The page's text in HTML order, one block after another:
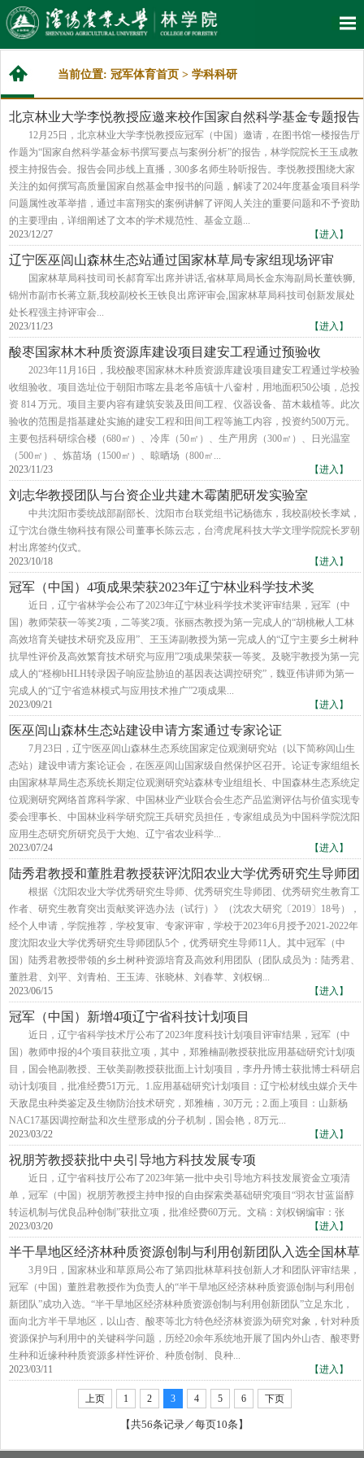
当前位置: 冠军体育首页 > 学科科研
北京林业大学李悦教授应邀来校作国家自然科学基金专题报告
12月25日，北京林业大学李悦教授应冠军（中国）邀请，在图书馆一楼报告厅
作题为“国家自然科学基金标书撰写要点与案例分析”的报告，林学院院长王玉成教
授主持报告会。报告会同步线上直播，300多名师生聆听报告。李悦教授围绕大家
关注的如何撰写高质量国家自然基金申报书的问题，解读了2024年度基金项目科学
问题属性改革举措，通过丰富翔实的案例讲解了评阅人关注的重要问题和不予资助
的主要理由，详细阐述了文本的学术规范性、基金立题...
【进入】
2023/12/27
辽宁医巫闾山森林生态站通过国家林草局专家组现场评审
国家林草局科技司司长郝育军出席并讲话,省林草局局长金东海副局长董铁狮,
锦州市副市长蒋立新,我校副校长王铁良出席评审会,国家林草局科技司创新发展处
处长程强主持评审会...
【进入】
2023/11/23
酸枣国家林木种质资源库建设项目建安工程通过预验收
2023年11月16日，我校酸枣国家林木种质资源库建设项目建安工程通过学校验
收组验收。项目选址位于朝阳市喀左县老爷庙镇十八奤村，用地面积50公顷，总投
资 814 万元。项目主要内容有建筑安装及田间工程、仪器设备、苗木栽植等。此次
验收的范围是指基建处实施的建安工程和田间工程等施工内容，投资约500万元。
主要包括科研综合楼（680㎡）、冷库（50㎡）、生产用房（300㎡）、日光温室
（500㎡）、炼苗场（1500㎡）、晾晒场（800㎡...
【进入】
2023/11/23
刘志华教授团队与台资企业共建木霉菌肥研发实验室
中共沈阳市委统战部副部长、沈阳市台联党组书记杨德东，我校副校长李斌，
辽宁沈台微生物科技有限公司董事长陈云志，台湾虎尾科技大学文理学院院长罗朝
村出席签约仪式。
【进入】
2023/10/18
冠军（中国）4项成果荣获2023年辽宁林业科学技术奖
近日，辽宁省林学会公布了2023年辽宁林业科学技术奖评审结果，冠军（中
国）教师荣获一等奖2项，二等奖2项。张丽杰教授为第一完成人的“胡桃楸人工林
高效培育关键技术研究及应用”、王玉涛副教授为第一完成人的“辽宁主要乡土树种
抗旱性评价及高效繁育技术研究与应用”2项成果荣获一等奖。及晓宇教授为第一完
成人的“柽柳bHLH转录因子响应盐胁迫的基因表达调控研究”，魏亚伟讲师为第一
完成人的“辽宁省造林模式与应用技术推广”2项成果...
【进入】
2023/09/21
医巫闾山森林生态站建设申请方案通过专家论证
7月23日，辽宁医巫闾山森林生态系统国家定位观测研究站（以下简称闾山生
态站）建设申请方案论证会，在医巫闾山国家级自然保护区召开。论证专家组组长
由国家林草局生态系统长期定位观测研究站森林专业组组长、中国森林生态系统定
位观测研究网络首席科学家、中国林业产业联合会生态产品监测评估与价值实现专
委会理事长、中国林业科学研究院王兵研究员担任，专家组成员为中国科学院沈阳
应用生态研究所研究员于大炮、辽宁省农业科学...
【进入】
2023/07/24
陆秀君教授和董胜君教授获评沈阳农业大学优秀研究生导师团
队和优秀研究生导师
根据《沈阳农业大学优秀研究生导师、优秀研究生导师团、优秀研究生教育工
作者、研究生教育突出贡献奖评选办法（试行）》（沈农大研究〔2019〕18号），
经个人申请，学院推荐，学校复审、专家评审，学校于2023年6月授予2021-2022年
度沈阳农业大学优秀研究生导师团队5个，优秀研究生导师11人。其中冠军（中
国）陆秀君教授带领的乡土树种资源培育及高效利用团队（团队成员为：陆秀君、
董胜君、刘平、刘青柏、王玉涛、张晓林、刘春苹、刘权钢...
【进入】
2023/06/15
冠军（中国）新增4项辽宁省科技计划项目
近日，辽宁省科学技术厅公布了2023年度科技计划项目评审结果，冠军（中
国）教师申报的4个项目获批立项，其中，郑雅楠副教授获批应用基础研究计划项
目，国会艳副教授、王钦美副教授获批面上计划项目，李丹丹博士获批博士科研启
动计划项目，批准经费51万元。1.应用基础研究计划项目：辽宁松材线虫媒介天牛
天敌昆虫种类鉴定及生物防治技术研究，郑雅楠，30万元；2.面上项目：山新杨
NAC17基因调控耐盐和次生壁形成的分子机制，国会艳，8万元...
【进入】
2023/03/22
祝朋芳教授获批中央引导地方科技发展专项
​近日，辽宁省科技厅公布了2023年第一批中央引导地方科技发展资金立项清
单，冠军（中国）祝朋芳教授主持申报的自由探索类基础研究项目“羽衣甘蓝甾醇
转运机制与优良品种创制”获批立项，批准经费60万元。文稿：刘权钢编审：张
【进入】
2023/03/20
半干旱地区经济林种质资源创制与利用创新团队入选全国林草
科技创新团队
3月9日，国家林业和草原局公布了第四批林草科技创新人才和团队评审结果，
冠军（中国）董胜君教授作为负责人的“半干旱地区经济林种质资源创制与利用创
新团队”成功入选。“半干旱地区经济林种质资源创制与利用创新团队”立足东北，
面向北方半干旱地区，以山杏、酸枣等北方特色经济林资源为研究对象，针对种质
资源保护与利用中的关键科学问题，历经20余年系统地开展了国内外山杏、酸枣野
生种和近缘种种质资源多样性评价、种质创制、良种...
【进入】
2023/03/11
上页 1 2 3 4 5 6 下页
【共56条记录／每页10条】